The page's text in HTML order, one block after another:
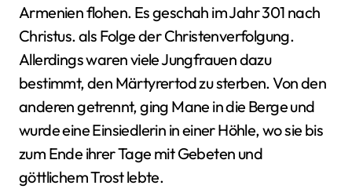
Armenien flohen. Es geschah im Jahr 301 nach
Christus. als Folge der Christenverfolgung.
Allerdings waren viele Jungfrauen dazu
bestimmt, den Märtyrertod zu sterben. Von den
anderen getrennt, ging Mane in die Berge und
wurde eine Einsiedlerin in einer Höhle, wo sie bis
zum Ende ihrer Tage mit Gebeten und
göttlichem Trost lebte.